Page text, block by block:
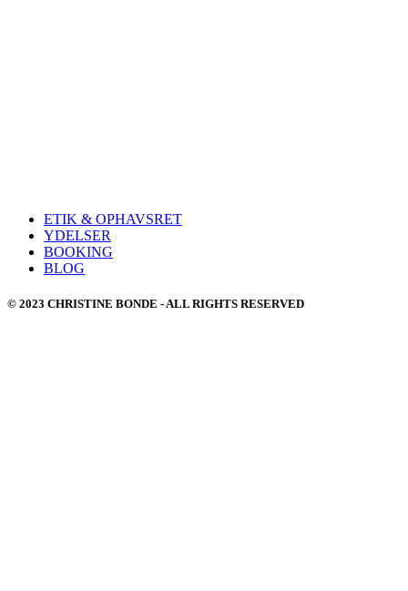
ETIK & OPHAVSRET
YDELSER
BOOKING
BLOG
© 2023 CHRISTINE BONDE - ALL RIGHTS RESERVED